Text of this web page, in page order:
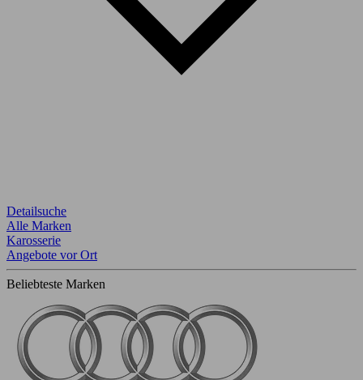
Detailsuche
Alle Marken
Karosserie
Angebote vor Ort
Beliebteste Marken